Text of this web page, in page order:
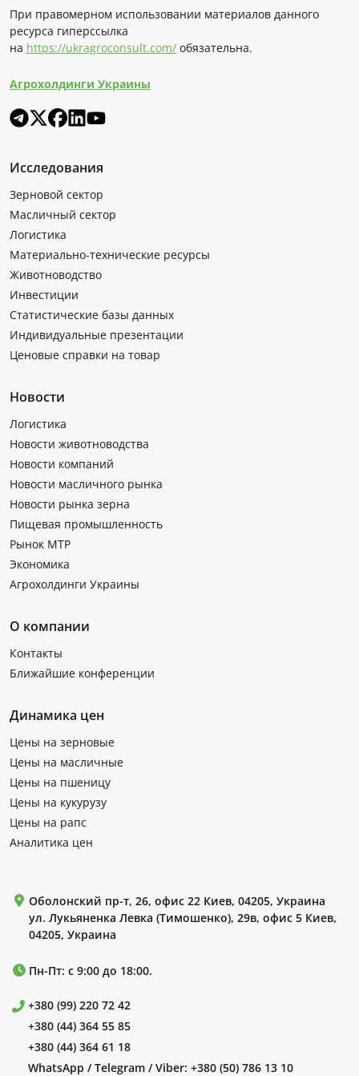
При правомерном использовании материалов данного
ресурса гиперссылка
на https://ukragroconsult.com/ обязательна.
Агрохолдинги Украины
Исследования
Зерновой сектор
Масличный сектор
Логистика
Материально-технические ресурсы
Животноводство
Инвестиции
Статистические базы данных
Индивидуальные презентации
Ценовые справки на товар
Новости
Логистика
Новости животноводства
Новости компаний
Новости масличного рынка
Новости рынка зерна
Пищевая промышленность
Рынок МТР
Экономика
Агрохолдинги Украины
О компании
Контакты
Ближайшие конференции
Динамика цен
Цены на зерновые
Цены на масличные
Цены на пшеницу
Цены на кукурузу
Цены на рапс
Аналитика цен
Оболонский пр-т, 26, офис 22 Киев, 04205, Украина
ул. Лукьяненка Левка (Тимошенко), 29в, офис 5 Киев,
04205, Украина
Пн-Пт: с 9:00 до 18:00.
+380 (99) 220 72 42
+380 (44) 364 55 85
+380 (44) 364 61 18
WhatsApp / Telegram / Viber: +380 (50) 786 13 10